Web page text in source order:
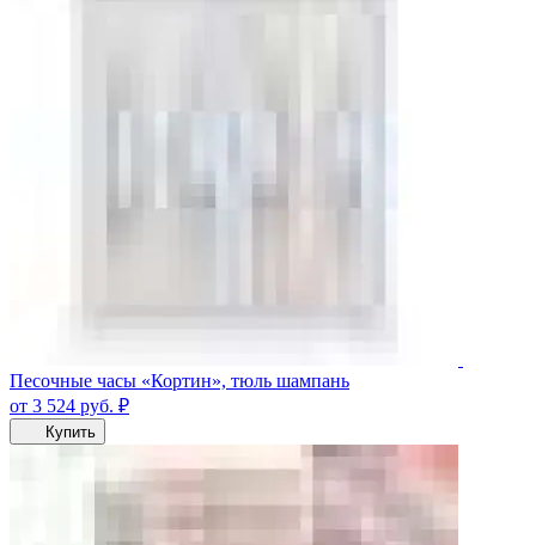
Песочные часы «Кортин», тюль шампань
от 3 524 руб. ₽
Купить